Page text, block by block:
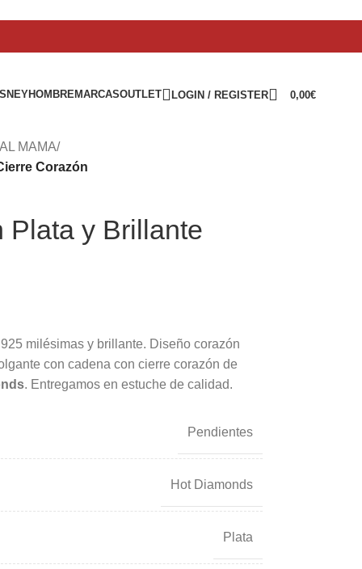
HOMBREMARCASOUTLET LOGIN / REGISTER 0,00€
MAMA/
Corazón
Plata y Brillante
milésimas y brillante. Diseño corazón
con cadena con cierre corazón de
. Entregamos en estuche de calidad.
Pendientes
Hot Diamonds
Plata